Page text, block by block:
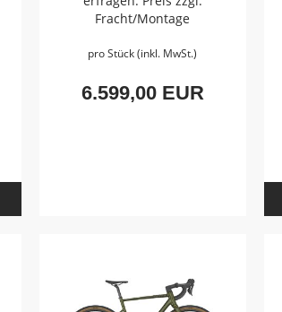
Fracht/Montage
pro Stück (inkl. MwSt.)
6.599,00 EUR